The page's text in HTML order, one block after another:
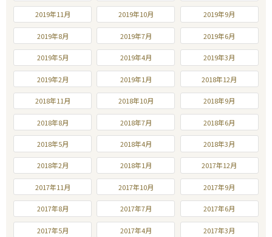
2019年11月 2019年10月 2019年9月
2019年8月 2019年7月 2019年6月
2019年5月 2019年4月 2019年3月
2019年2月 2019年1月 2018年12月
2018年11月 2018年10月 2018年9月
2018年8月 2018年7月 2018年6月
2018年5月 2018年4月 2018年3月
2018年2月 2018年1月 2017年12月
2017年11月 2017年10月 2017年9月
2017年8月 2017年7月 2017年6月
2017年5月 2017年4月 2017年3月